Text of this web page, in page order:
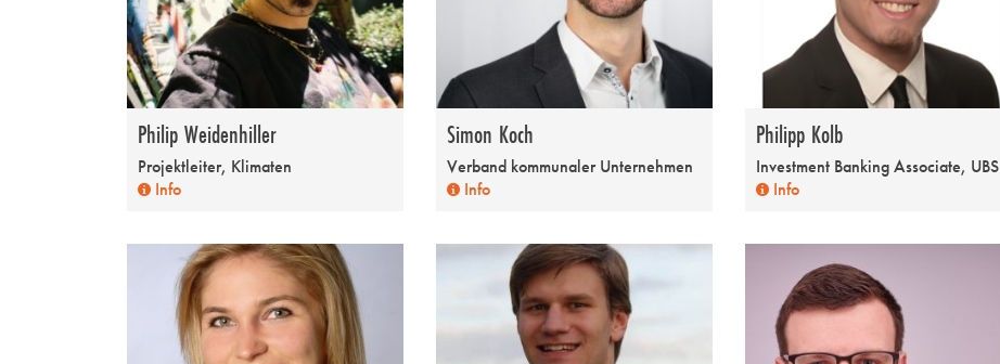
Philip Weidenhiller
Projektleiter, Klimaten
Info
Simon Koch
Verband kommunaler Unternehmen
Info
Philipp Kolb
Investment Banking Associate, UBS
Info